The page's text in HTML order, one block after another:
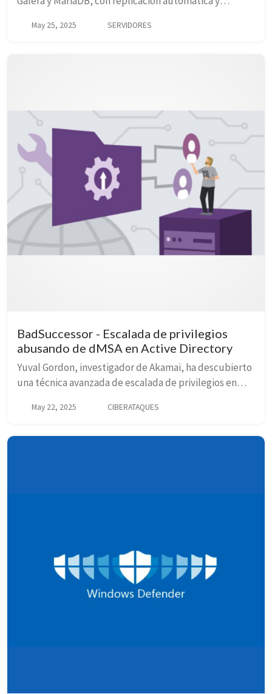
May 25, 2025 SERVIDORES
BadSuccessor - Escalada de privilegios
abusando de dMSA en Active Directory
Yuval Gordon, investigador de Akamai, ha descubierto
una técnica avanzada de escalada de privilegios en
BadSuccessor.
May 22, 2025 CIBERATAQUES